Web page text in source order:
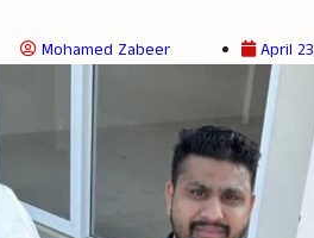
Mohamed Zabeer April